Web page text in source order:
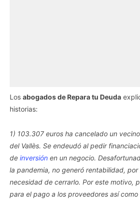
Los abogados de Repara tu Deuda
historias:
1) 103.307 euros ha cancelado un
del Vallès. Se endeudó al pedir
de inversión en un negocio.
la pandemia, no generó rentabilidad, por
necesidad de cerrarlo. Por este motivo,
para el pago a los proveedores así